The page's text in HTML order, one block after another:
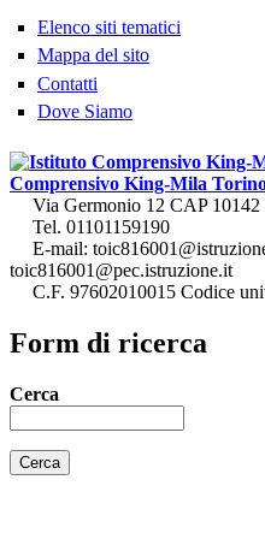
Elenco siti tematici
Mappa del sito
Contatti
Dove Siamo
Comprensivo King-Mila
Via Germonio 12 CAP
Tel. 01101159190
E-mail:
toic816001@pec.istruzione.it
C.F. 97602010015 Codice
Form di ricerca
Cerca